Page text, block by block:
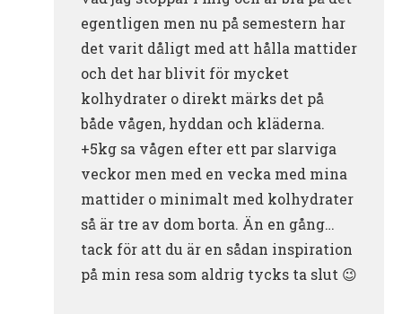
egentligen men nu på semestern har
det varit dåligt med att hålla mattider
och det har blivit för mycket
kolhydrater o direkt märks det på
både vågen, hyddan och kläderna.
+5kg sa vågen efter ett par slarviga
veckor men med en vecka med mina
mattider o minimalt med kolhydrater
så är tre av dom borta. Än en gång…
tack för att du är en sådan inspiration
på min resa som aldrig tycks ta slut 😉